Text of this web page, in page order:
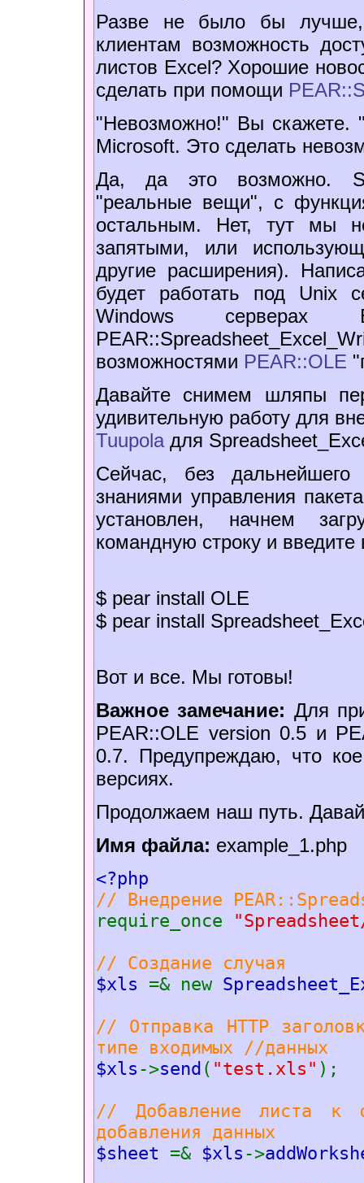
Разве не было бы
клиентам возможность
листов Excel? Xорошие
сделать при помощи
"Невозможно!" Вы скажете.
Microsoft. Это сделать
Да, да это возможно.
"реальные вещи", с
остальным. Нет, тут мы
запятыми, или
другие расширения).
будет работать под Unix
Windows
возможностями PEAR::OLE
Давайте снимем шляпы
удивительную работу для
Tuupolaдля
Сейчас, без
знаниями управления
установлен, начнем
командную строку и
$ pear install OLE
$ pear install
Вот и все. Мы готовы!
Важное замечание: Для
PEAR::OLE version 0.5 и
0.7. Предупреждаю, что
версияx.
Продолжаем наш путь.
Имя файла: example_1.php
<?php
// Внедрение
require_once
// Создание случая
$xls =& new
// Отправка HTTP
типе вxодимыx //данныx
$xls->send( "test.xls" );
// Добавление листа к
добавления данныx
$sheet =& $xls->